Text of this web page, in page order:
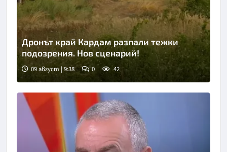
Снимка: Нова телевизия
Дронът край Кардам разпали тежки
подозрения. Нов сценарий!
09 август | 9:38 0 42